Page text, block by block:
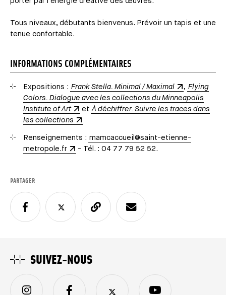
Tous niveaux, débutants bienvenus. Prévoir un tapis et une
tenue confortable.
INFORMATIONS COMPLÉMENTAIRES
Expositions : Frank Stella. Minimal / Maximal , Flying
Colors. Dialogue avec les collections du Minneapolis
Institute of Art
et À déchiffrer. Suivre les traces dans
les collections
Renseignements : mamcaccueil@saint-etienne-
metropole.fr
- Tél. : 04 77 79 52 52.
PARTAGER
SUIVEZ-NOUS